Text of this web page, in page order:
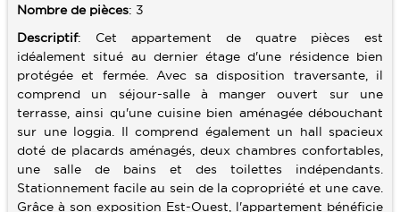
GARAGES
RECHERCHER
SERVICES
ALERTE E-MAIL
VENDRE UN BIEN
ESTIMATION
CALCULETTE
CONTACT
Nombre de pièces: 3
Descriptif: Cet appartement de quatre pièces est
idéalement situé au dernier étage d'une résidence bien
protégée et fermée. Avec sa disposition traversante, il
comprend un séjour-salle à manger ouvert sur une
terrasse, ainsi qu'une cuisine bien aménagée débouchant
sur une loggia. Il comprend également un hall spacieux
doté de placards aménagés, deux chambres confortables,
une salle de bains et des toilettes indépendants.
Stationnement facile au sein de la copropriété et une cave.
Grâce à son exposition Est-Ouest, l'appartement bénéficie